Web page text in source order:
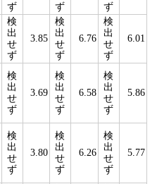
ず
ず
ず
検
出
せ
ず
3.85
検
出
せ
ず
6.76
検
出
せ
ず
6.01
検
出
せ
ず
3.69
検
出
せ
ず
6.58
検
出
せ
ず
5.86
検
出
せ
ず
3.80
検
出
せ
ず
6.26
検
出
せ
ず
5.77